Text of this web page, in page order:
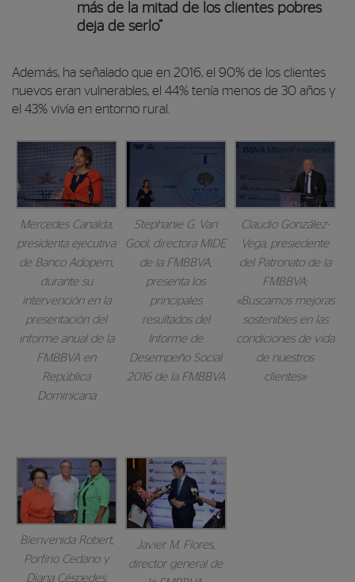
más de la mitad de los clientes pobres
deja de serlo”
Además, ha señalado que en 2016, el 90% de los clientes
nuevos eran vulnerables, el 44% tenía menos de 30 años y
el 43% vivía en entorno rural.
Mercedes Canalda,
presidenta ejecutiva
de Banco Adopem,
durante su
intervención en la
presentación del
informe anual de la
FMBBVA en
República
Dominicana
Stephanie G. Van
Gool, directora MIDE
de la FMBBVA,
presenta los
principales
resultados del
Informe de
Desempeño Social
2016 de la FMBBVA
Claudio González-
Vega, presiedente
del Patronato de la
FMBBVA:
«Buscamos mejoras
sostenibles en las
condiciones de vida
de nuestros
clientes»
Bienvenida Robert,
Porfirio Cedano y
Diana Céspedes,
Javier M. Flores,
director general de